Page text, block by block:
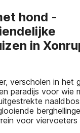
hond -
in
verscholen in het
paradijs voor wie
voor viervoeters